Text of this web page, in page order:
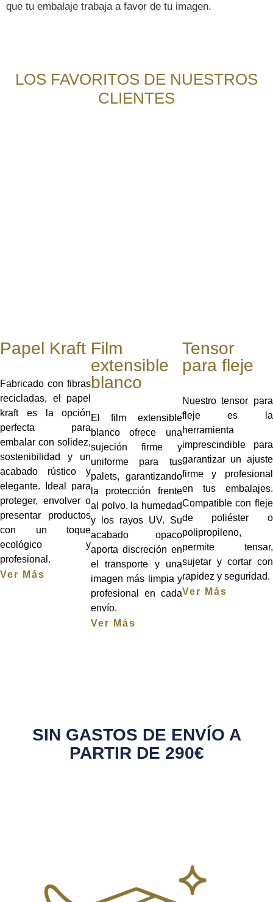
que tu embalaje trabaja a favor de tu imagen.
LOS FAVORITOS DE NUESTROS
CLIENTES
Papel Kraft
Fabricado con fibras
recicladas, el papel
kraft es la opción
perfecta para
embalar con solidez,
sostenibilidad y un
acabado rústico y
elegante. Ideal para
proteger, envolver o
presentar productos
con un toque
ecológico y
profesional.
Ver Más
Film
extensible
blanco
El film extensible
blanco ofrece una
sujeción firme y
uniforme para tus
palets, garantizando
la protección frente
al polvo, la humedad
y los rayos UV. Su
acabado opaco
aporta discreción en
el transporte y una
imagen más limpia y
profesional en cada
envío.
Ver Más
Tensor
para fleje
Nuestro tensor para
fleje es la
herramienta
imprescindible para
garantizar un ajuste
firme y profesional
en tus embalajes.
Compatible con fleje
de poliéster o
polipropileno,
permite tensar,
sujetar y cortar con
rapidez y seguridad.
Ver Más
SIN GASTOS DE ENVÍO A
PARTIR DE 290€